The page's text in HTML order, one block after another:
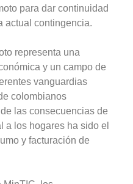
para dar continuidad
actual contingencia.
representa una
y un campo de
vanguardias
colombianos
las consecuencias de
a los hogares ha sido el
y facturación de